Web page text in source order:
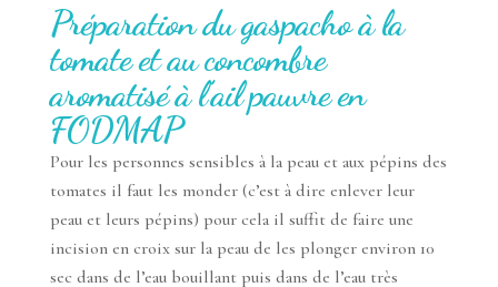
Préparation du gaspacho à la
tomate et au concombre
aromatisé à l’ail pauvre en
FODMAP
Pour les personnes sensibles à la peau et aux pépins des
tomates il faut les monder (c’est à dire enlever leur
peau et leurs pépins) pour cela il suffit de faire une
incision en croix sur la peau de les plonger environ 10
sec dans de l’eau bouillant puis dans de l’eau très